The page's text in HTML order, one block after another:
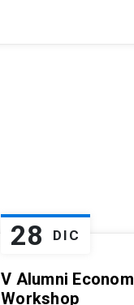
28 DIC
V Alumni
Workshop